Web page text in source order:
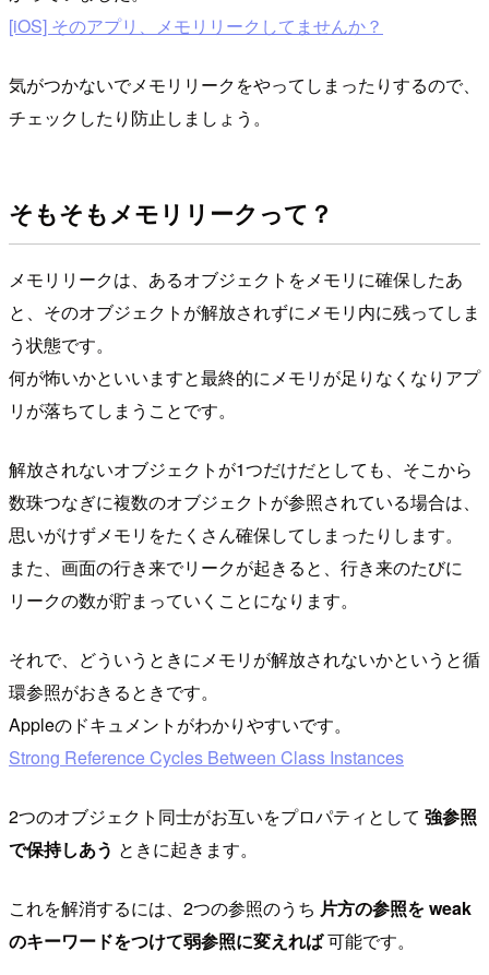
[iOS] そのアプリ、メモリリークしてませんか？
気がつかないでメモリリークをやってしまったりするので、
チェックしたり防止しましょう。
そもそもメモリリークって？
メモリリークは、あるオブジェクトをメモリに確保したあ
と、そのオブジェクトが解放されずにメモリ内に残ってしま
う状態です。
何が怖いかといいますと最終的にメモリが足りなくなりアプ
リが落ちてしまうことです。
解放されないオブジェクトが1つだけだとしても、そこから
数珠つなぎに複数のオブジェクトが参照されている場合は、
思いがけずメモリをたくさん確保してしまったりします。
また、画面の行き来でリークが起きると、行き来のたびに
リークの数が貯まっていくことになります。
それで、どういうときにメモリが解放されないかというと循
環参照がおきるときです。
Appleのドキュメントがわかりやすいです。
Strong Reference Cycles Between Class Instances
2つのオブジェクト同士がお互いをプロパティとして 強参照
で保持しあう ときに起きます。
これを解消するには、2つの参照のうち 片方の参照を weak
のキーワードをつけて弱参照に変えれば可能です。